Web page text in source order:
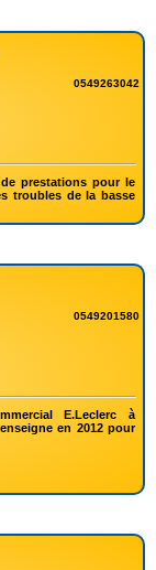
0549263042
prestations pour le
troubles de la basse
0549201580
E.Leclerc à
en 2012 pour